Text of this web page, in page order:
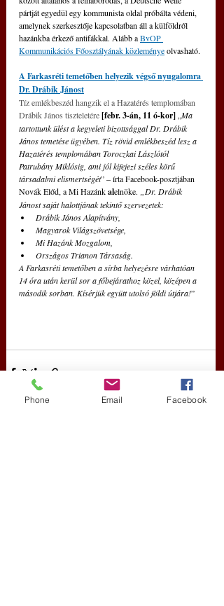
pártját egyedül egy kommunista oldal próbálta védeni,
amelynek szerkesztője kapcsolatban áll a külföldről
hazánkba érkező antifákkal. Alább a BvOP
Kommunikációs Főosztályának közleménye olvasható.
A Farkasréti temetőben helyezik végső nyugalomra
Dr. Drábik Jánost
Tíz emlékbeszéd hangzik el a Hazatérés templomában
Drábik János tiszteletére [febr. 3-án, 11 ó-kor] „Ma
tartottunk ülést a kegyeleti bizottsággal Dr. Drábik
János temetése ügyében. Tíz rövid emlékbeszéd lesz a
Hazatérés templomában Toroczkai Lászlótól
Patrubány Miklósig, ami jól kifejezi széles körű
társadalmi elismertségét”– írta Facebook-posztjában
Novák Előd, a Mi Hazánk alelnöke.
„Dr. Drábik
Jánost saját halottjának tekintő szervezetek:
Drábik János Alapítvány,
Magyarok Világszövetsége,
Mi Hazánk Mozgalom,
Országos Trianon Társaság.
A Farkasréti temetőben a sírba helyezésre várhatóan
14 óra után kerül sor a főbejárathoz közel, középen a
második sorban. Kísérjük együtt utolsó földi útjára!”
Phone Email Facebook